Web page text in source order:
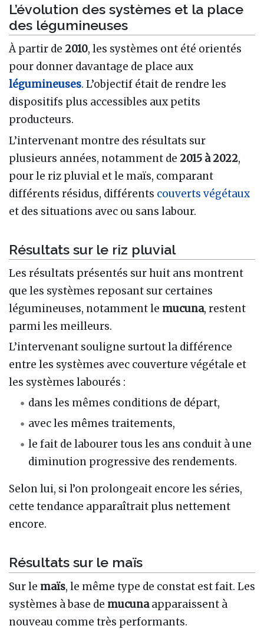
L’évolution des systèmes et la place
des légumineuses
À partir de 2010, les systèmes ont été orientés
pour donner davantage de place aux
légumineuses. L’objectif était de rendre les
dispositifs plus accessibles aux petits
producteurs.
L’intervenant montre des résultats sur
plusieurs années, notamment de 2015 à 2022,
pour le riz pluvial et le maïs, comparant
différents résidus, différents couverts végétaux
et des situations avec ou sans labour.
Résultats sur le riz pluvial
Les résultats présentés sur huit ans montrent
que les systèmes reposant sur certaines
légumineuses, notamment le mucuna, restent
parmi les meilleurs.
L’intervenant souligne surtout la différence
entre les systèmes avec couverture végétale et
les systèmes labourés :
dans les mêmes conditions de départ,
avec les mêmes traitements,
le fait de labourer tous les ans conduit à une
diminution progressive des rendements.
Selon lui, si l’on prolongeait encore les séries,
cette tendance apparaîtrait plus nettement
encore.
Résultats sur le maïs
Sur le maïs, le même type de constat est fait. Les
systèmes à base de mucunaapparaissent à
nouveau comme très performants.